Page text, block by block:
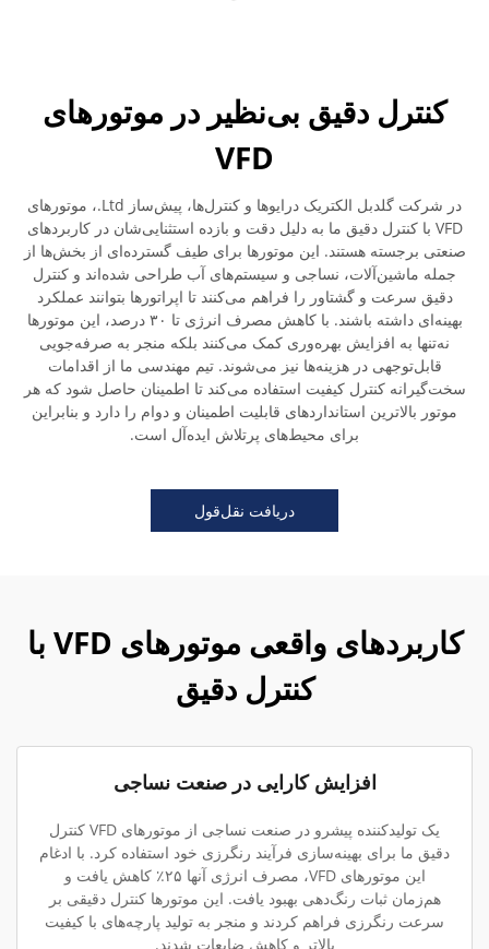
کنترل دقیق بی‌نظیر در موتورهای
VFD
در شرکت گلدبل الکتریک درایوها و کنترل‌ها، پیش‌ساز Ltd.، موتورهای
VFD با کنترل دقیق ما به دلیل دقت و بازده استثنایی‌شان در کاربردهای
صنعتی برجسته هستند. این موتورها برای طیف گسترده‌ای از بخش‌ها از
جمله ماشین‌آلات، نساجی و سیستم‌های آب طراحی شده‌اند و کنترل
دقیق سرعت و گشتاور را فراهم می‌کنند تا اپراتورها بتوانند عملکرد
بهینه‌ای داشته باشند. با کاهش مصرف انرژی تا ۳۰ درصد، این موتورها
نه‌تنها به افزایش بهره‌وری کمک می‌کنند بلکه منجر به صرفه‌جویی
قابل‌توجهی در هزینه‌ها نیز می‌شوند. تیم مهندسی ما از اقدامات
سخت‌گیرانه کنترل کیفیت استفاده می‌کند تا اطمینان حاصل شود که هر
موتور بالاترین استانداردهای قابلیت اطمینان و دوام را دارد و بنابراین
برای محیط‌های پرتلاش ایده‌آل است.
دریافت نقل‌قول
کاربردهای واقعی موتورهای VFD با
کنترل دقیق
افزایش کارایی در صنعت نساجی
یک تولیدکننده پیشرو در صنعت نساجی از موتورهای VFD کنترل
دقیق ما برای بهینه‌سازی فرآیند رنگرزی خود استفاده کرد. با ادغام
این موتورهای VFD، مصرف انرژی آنها ۲۵٪ کاهش یافت و
هم‌زمان ثبات رنگ‌دهی بهبود یافت. این موتورها کنترل دقیقی بر
سرعت رنگرزی فراهم کردند و منجر به تولید پارچه‌های با کیفیت
بالاتر و کاهش ضایعات شدند.